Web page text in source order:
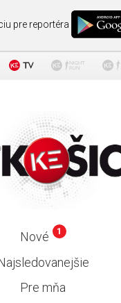
pre reportéra
Nové 1
Pre mňa